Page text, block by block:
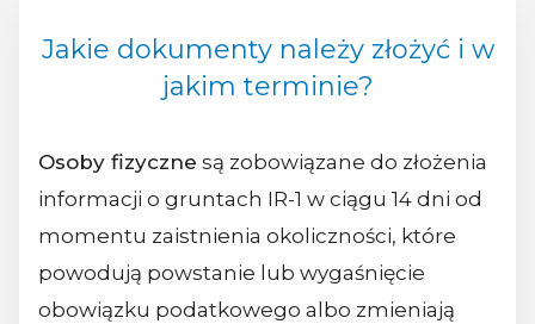
Jakie dokumenty należy złożyć i w
jakim terminie?
Osoby fizyczne są zobowiązane do złożenia
informacji o gruntach IR-1 w ciągu 14 dni od
momentu zaistnienia okoliczności, które
powodują powstanie lub wygaśnięcie
obowiązku podatkowego albo zmieniają